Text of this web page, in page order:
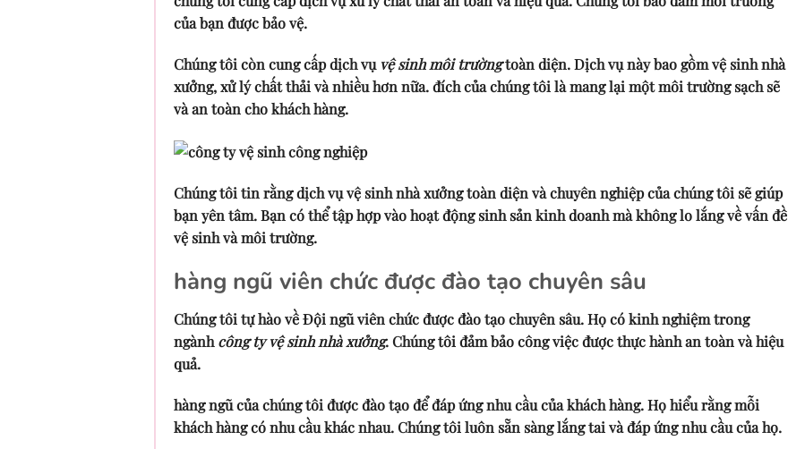
của bạn được bảo vệ.
Chúng tôi còn cung cấp dịch vụ vệ sinh môi trườngtoàn diện. Dịch vụ này bao gồm vệ sinh nhà
xưởng, xử lý chất thải và nhiều hơn nữa. đích của chúng tôi là mang lại một môi trường sạch sẽ
và an toàn cho khách hàng.
Chúng tôi tin rằng dịch vụ vệ sinh nhà xưởng toàn diện và chuyên nghiệp của chúng tôi sẽ giúp
bạn yên tâm. Bạn có thể tập hợp vào hoạt động sinh sản kinh doanh mà không lo lắng về vấn đề
vệ sinh và môi trường.
hàng ngũ viên chức được đào tạo chuyên sâu
Chúng tôi tự hào về Đội ngũ viên chức được đào tạo chuyên sâu. Họ có kinh nghiệm trong
ngànhcông ty vệ sinh nhà xưởng. Chúng tôi đảm bảo công việc được thực hành an toàn và hiệu
quả.
hàng ngũ của chúng tôi được đào tạo để đáp ứng nhu cầu của khách hàng. Họ hiểu rằng mỗi
khách hàng có nhu cầu khác nhau. Chúng tôi luôn sẵn sàng lắng tai và đáp ứng nhu cầu của họ.